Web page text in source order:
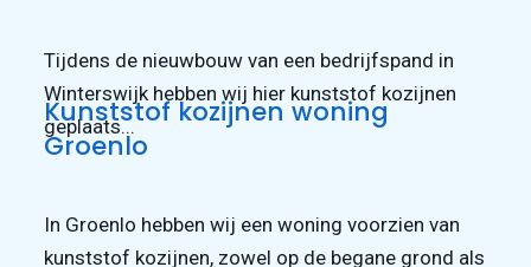
Tijdens de nieuwbouw van een bedrijfspand in
Winterswijk hebben wij hier kunststof kozijnen
geplaats...
Kunststof kozijnen woning
Groenlo
In Groenlo hebben wij een woning voorzien van
kunststof kozijnen, zowel op de begane grond als